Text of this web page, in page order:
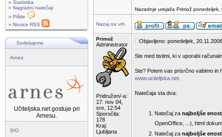
» Statistika
» Nagradni natečaji
» Pišite
» Novice RSS
Sodelujemo
Arnes
Učiteljska.net gostuje pri
Arnesu.
SIO
Nazadnje urejal/a Primož
Nazaj na vrh
Primož
Administrator
Pridružen/-a:
17. nov 04,
sre, 12:54
Sporočila:
178
Kraj:
Ljubljana
Objavljeno: ponedeljek,
Ste med tistimi, ki v uporabi
Ste? Potem vas prisrčno vabimo in
www.uciteljska.net.
Natečaja sta dva:
Natečaj za najboljše
OpenOffice, ...), html
Natečaj za najboljše